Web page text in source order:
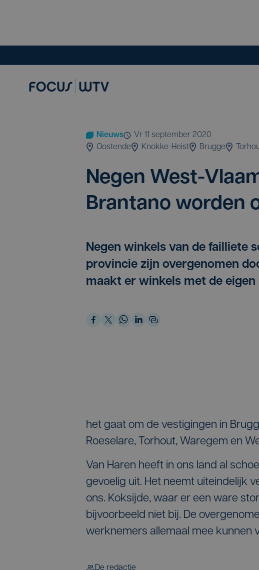
Nieuws
vr 11 september 2020
Oostende
Knokke-Heist Brugge
Negen West-
Bran­ta­no wor­den
Negen winkels van de failliete
provincie zijn overgenomen
maakt er winkels met de
het gaat om de vestigingen in
Roeselare, Torhout, Waregem en
Van Haren heeft in ons land al
gevoelig uit. Het neemt uiteindelijk
ons. Koksijde, waar er een ware
bijvoorbeeld niet bij. De
werknemers allemaal mee kunnen
De redactie